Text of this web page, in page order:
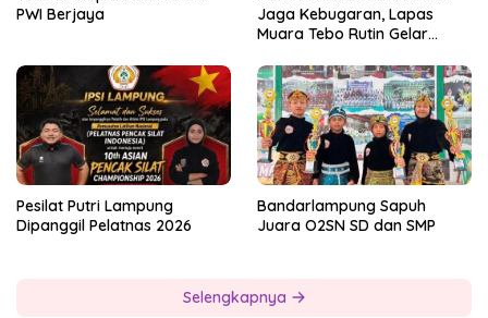
PWI Berjaya
Jaga Kebugaran, Lapas
Muara Tebo Rutin Gelar
Pesilat Putri Lampung
Dipanggil Pelatnas 2026
Bandarlampung Sapuh
Juara O2SN SD dan SMP
Selengkapnya